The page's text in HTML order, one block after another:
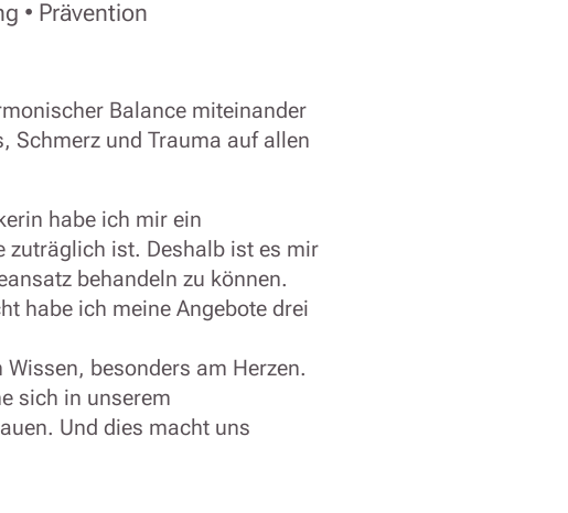
• Prävention
Balance miteinander
Schmerz und Trauma auf allen
habe ich mir ein
zuträglich ist. Deshalb ist es mir
behandeln zu können.
habe ich meine Angebote drei
besonders am Herzen.
sich in unserem
Und dies macht uns